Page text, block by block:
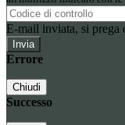
E-mail inviata, si prega
Errore
Chiudi
Successo